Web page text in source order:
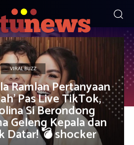
VIRAL BUZZ
Ramlan Pertanyaan
Pas Live TikTok,
Si Berondong
Geleng Kepala dan
Datar! 💣 shocker